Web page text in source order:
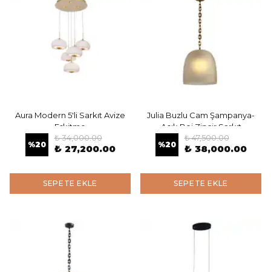
Aura Modern 5'li Sarkıt Avize
Eskitme
%20
₺ 34,000.00
₺ 27,200.00
SEPETE EKLE
Julia Buzlu Cam Şampanya-
Açık Bej Zincir Sarkıt
%20
₺ 47,500.00
₺ 38,000.00
SEPETE EKLE